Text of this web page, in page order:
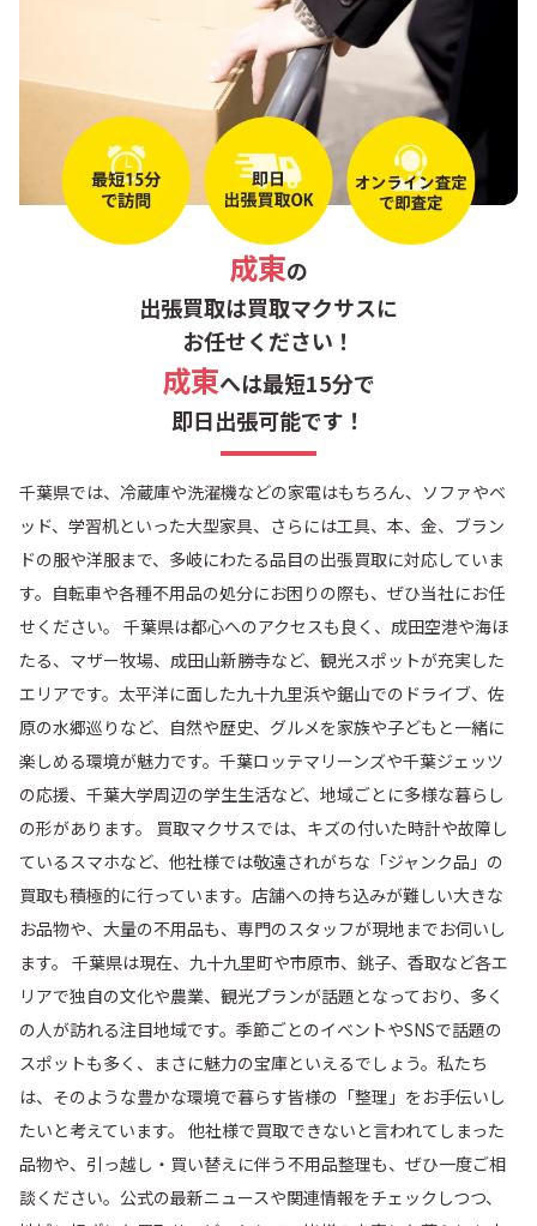
印西市 白井市
富里市 香取市
銚子市 旭市
匝瑳市 山武市
東金市 茂原市
大網白里市
勝浦市
館山市 南房総市
君津市 木更津市
袖ケ浦市 富津市
成東の
出張買取は買取マクサスに
お任せください！
成東へは最短15分で
即日出張可能です！
千葉県では、冷蔵庫や洗濯機などの家電はもちろん、ソファやベ
ッド、学習机といった大型家具、さらには工具、本、金、ブラン
ドの服や洋服まで、多岐にわたる品目の出張買取に対応していま
す。自転車や各種不用品の処分にお困りの際も、ぜひ当社にお任
せください。 千葉県は都心へのアクセスも良く、成田空港や海ほ
たる、マザー牧場、成田山新勝寺など、観光スポットが充実した
エリアです。太平洋に面した九十九里浜や鋸山でのドライブ、佐
原の水郷巡りなど、自然や歴史、グルメを家族や子どもと一緒に
楽しめる環境が魅力です。千葉ロッテマリーンズや千葉ジェッツ
の応援、千葉大学周辺の学生生活など、地域ごとに多様な暮らし
の形があります。 買取マクサスでは、キズの付いた時計や故障し
ているスマホなど、他社様では敬遠されがちな「ジャンク品」の
買取も積極的に行っています。店舗への持ち込みが難しい大きな
お品物や、大量の不用品も、専門のスタッフが現地までお伺いし
ます。 千葉県は現在、九十九里町や市原市、銚子、香取など各エ
リアで独自の文化や農業、観光プランが話題となっており、多く
の人が訪れる注目地域です。季節ごとのイベントやSNSで話題の
スポットも多く、まさに魅力の宝庫といえるでしょう。私たち
は、そのような豊かな環境で暮らす皆様の「整理」をお手伝いし
たいと考えています。 他社様で買取できないと言われてしまった
品物や、引っ越し・買い替えに伴う不用品整理も、ぜひ一度ご相
談ください。公式の最新ニュースや関連情報をチェックしつつ、